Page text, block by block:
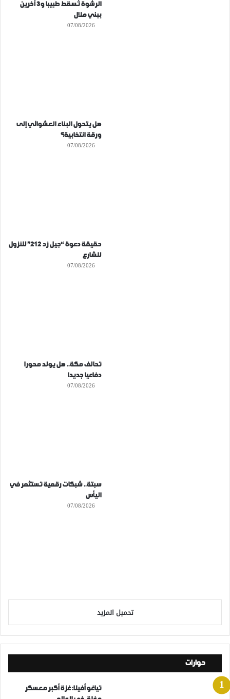
الرشوة تُسقط طبيبا و3 آخرين
ببني ملال
07/08/2026
هل يتحول البناء العشوائي إلى
ورقة انتخابية؟
07/08/2026
حقيقة دعوة “جيل زد 212” للنزول
للشارع
07/08/2026
تحالف مكة.. هل يولد محورا
دفاعيا جديدا
07/08/2026
سبتة.. شبكات رقمية تستثمر في
اليأس
07/08/2026
تحميل المزيد
حوارات
تياغو أفيلا: غزة أكبر معسكر